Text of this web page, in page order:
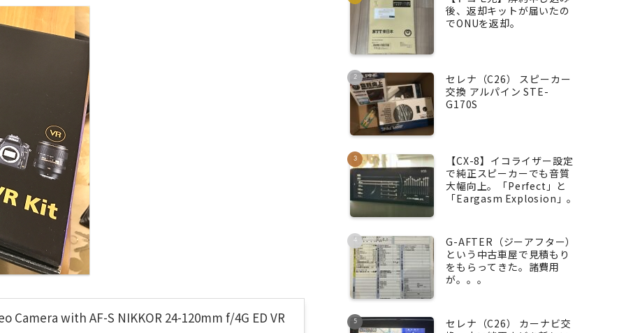
Camera with AF-S NIKKOR 24-120mm f/4G ED VR
後、返却キットが届いたの
でONUを返却。
セレナ（C26） スピーカー
交換 アルパイン STE-
G170S
【CX-8】イコライザー設定
で純正スピーカーでも音質
大幅向上。「Perfect」と
「Eargasm Explosion」。
G-AFTER（ジーアフター）
という中古車屋で見積もり
をもらってきた。諸費用
が。。。
セレナ（C26） カーナビ交